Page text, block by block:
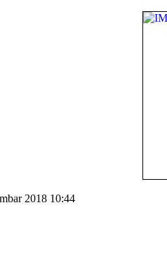
2018 10:44